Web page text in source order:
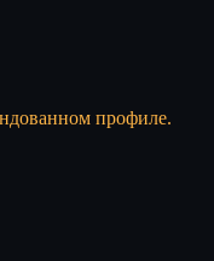
профиле.